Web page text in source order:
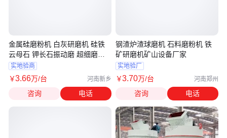
金属硅磨粉机 白灰研磨机 硅铁
云母石 钾长石振动磨 超细磨粉
降低能耗
实地验商
￥3.66万/台 河南新乡
咨询 电话
钢渣炉渣球磨机 石料磨粉机 铁
矿研磨机矿山设备厂家
实地验厂
￥3.70万/台 河南郑州
咨询 电话